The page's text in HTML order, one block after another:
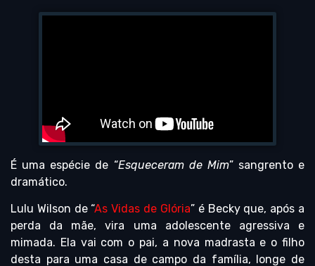
É uma espécie de “Esqueceram de Mim” sangrento e
dramático.
Lulu Wilson de “As Vidas de Glória” é Becky que, após a
perda da mãe, vira uma adolescente agressiva e
mimada. Ela vai com o pai, a nova madrasta e o filho
desta para uma casa de campo da família, longe de